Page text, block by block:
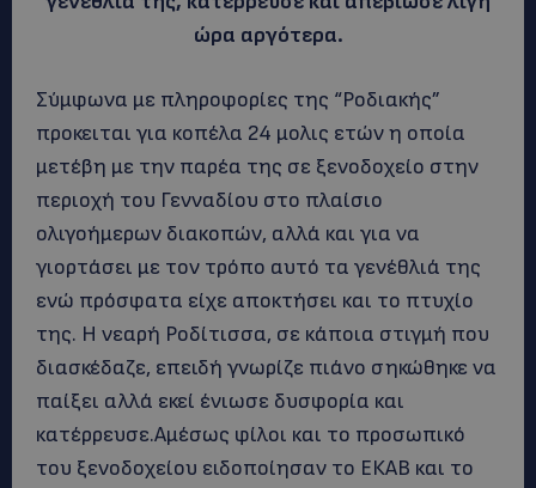
ώρα αργότερα.
Σύμφωνα με πληροφορίες της “Ροδιακής”
προκειται για κοπέλα 24 μολις ετών η οποία
μετέβη με την παρέα της σε ξενοδοχείο στην
περιοχή του Γενναδίου στο πλαίσιο
ολιγοήμερων διακοπών, αλλά και για να
γιορτάσει με τον τρόπο αυτό τα γενέθλιά της
ενώ πρόσφατα είχε αποκτήσει και το πτυχίο
της. Η νεαρή Ροδίτισσα, σε κάποια στιγμή που
διασκέδαζε, επειδή γνωρίζε πιάνο σηκώθηκε να
παίξει αλλά εκεί ένιωσε δυσφορία και
κατέρρευσε.Αμέσως φίλοι και το προσωπικό
του ξενοδοχείου ειδοποίησαν το ΕΚΑΒ και το